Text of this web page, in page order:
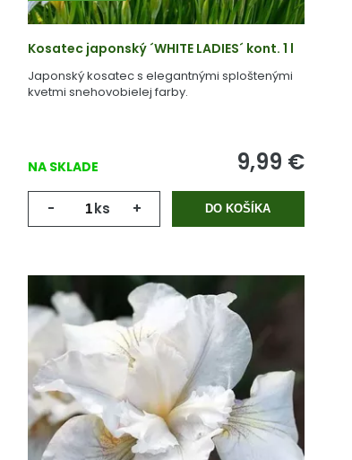
Kosatec japonský ´WHITE LADIES´ kont. 1 l
Japonský kosatec s elegantnými sploštenými
kvetmi snehovobielej farby.
NA SKLADE 9,99 €
- ks + DO KOŠÍKA